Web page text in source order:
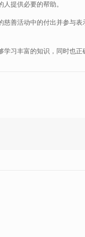
提供必要的帮助。
善活动中的付出并参与
习丰富的知识，同时也正